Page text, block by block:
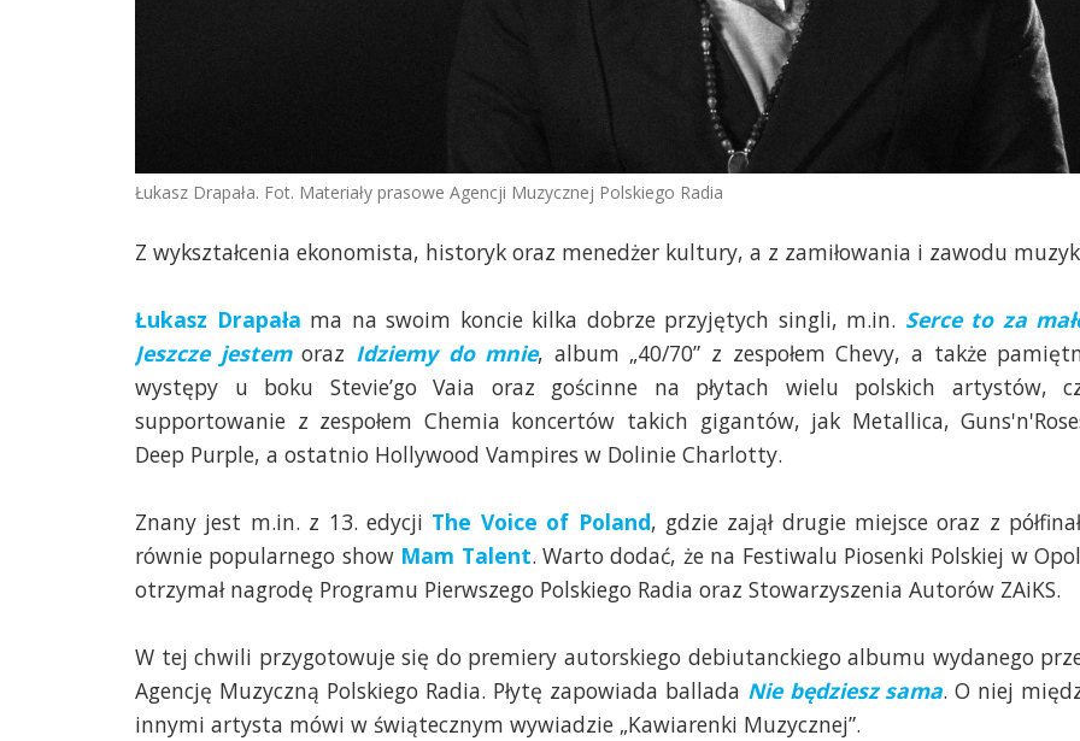
Łukasz Drapała. Fot. Materiały prasowe Agencji Muzycznej Polskiego Radia
Z wykształcenia ekonomista, historyk oraz menedżer kultury, a z zamiłowania i zawodu
Łukasz Drapała ma na swoim koncie kilka dobrze przyjętych singli, m.in. Serce to za
Jeszcze jestemoraz Idziemy do mnie, album „40/70” z zespołem Chevy, a także
występy u boku Stevie’go Vaia oraz gościnne na płytach wielu polskich artystów,
supportowanie z zespołem Chemia koncertów takich gigantów, jak Metallica,
Deep Purple, a ostatnio Hollywood Vampires w Dolinie Charlotty.
Znany jest m.in. z 13. edycji The Voice of Poland, gdzie zajął drugie miejsce oraz z
równie popularnego show Mam Talent. Warto dodać, że na Festiwalu Piosenki Polskiej w
otrzymał nagrodę Programu Pierwszego Polskiego Radia oraz Stowarzyszenia Autorów ZAiKS.
W tej chwili przygotowuje się do premiery autorskiego debiutanckiego albumu wydanego
Agencję Muzyczną Polskiego Radia. Płytę zapowiada ballada Nie będziesz sama. O niej
innymi artysta mówi w świątecznym wywiadzie „Kawiarenki Muzycznej”.